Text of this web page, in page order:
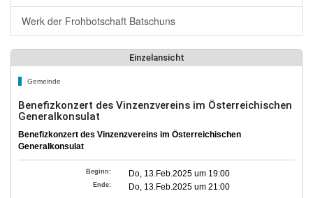
Werk der Frohbotschaft Batschuns
Einzelansicht
Gemeinde
Benefizkonzert des Vinzenzvereins im Österreichischen
Generalkonsulat
Benefizkonzert des Vinzenzvereins im Österreichischen
Generalkonsulat
Beginn: Do, 13.Feb.2025 um 19:00
Ende: Do, 13.Feb.2025 um 21:00